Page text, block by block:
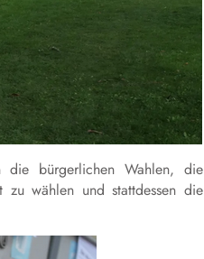
die bürgerlichen Wahlen, die
wählen und stattdessen die